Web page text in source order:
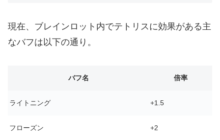
現在、ブレインロット内でテトリスに効果がある主
なバフは以下の通り。
バフ名 倍率
ライトニング +1.5
フローズン +2